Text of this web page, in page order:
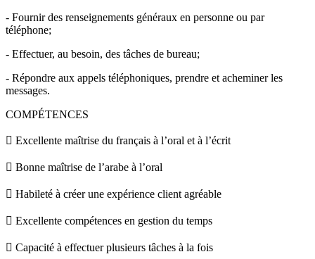
- Fournir des renseignements généraux en personne ou par
téléphone;
- Effectuer, au besoin, des tâches de bureau;
- Répondre aux appels téléphoniques, prendre et acheminer les
messages.
COMPÉTENCES
 Excellente maîtrise du français à l’oral et à l’écrit
 Bonne maîtrise de l’arabe à l’oral
 Habileté à créer une expérience client agréable
 Excellente compétences en gestion du temps
 Capacité à effectuer plusieurs tâches à la fois